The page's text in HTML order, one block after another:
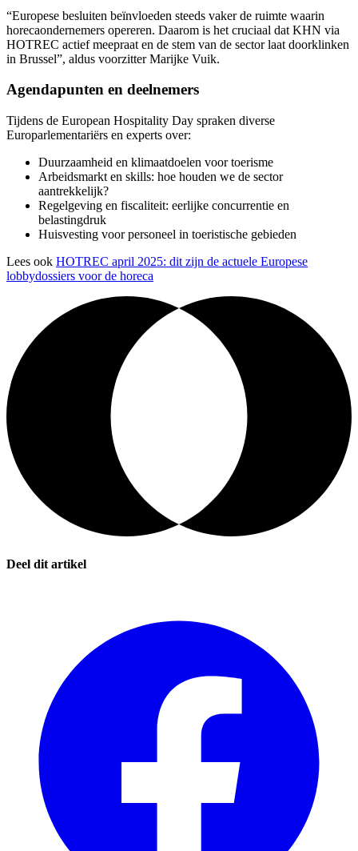
“Europese besluiten beïnvloeden steeds vaker de ruimte waarin
horecaondernemers opereren. Daarom is het cruciaal dat KHN via
HOTREC actief meepraat en de stem van de sector laat doorklinken
in Brussel”, aldus voorzitter Marijke Vuik.
Agendapunten en deelnemers
Tijdens de European Hospitality Day spraken diverse
Europarlementariërs en experts over:
Duurzaamheid en klimaatdoelen voor toerisme
Arbeidsmarkt en skills: hoe houden we de sector
aantrekkelijk?
Regelgeving en fiscaliteit: eerlijke concurrentie en
belastingdruk
Huisvesting voor personeel in toeristische gebieden
Lees ook HOTREC april 2025: dit zijn de actuele Europese
lobbydossiers voor de horeca
Deel dit artikel